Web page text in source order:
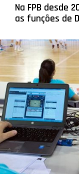
Na FPB desde
as funções de